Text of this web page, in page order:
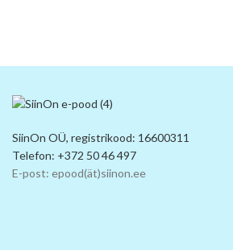
SiinOn OÜ, registrikood: 16600311
Telefon: +372 50 46 497
E-post: epood(ät)siinon.ee